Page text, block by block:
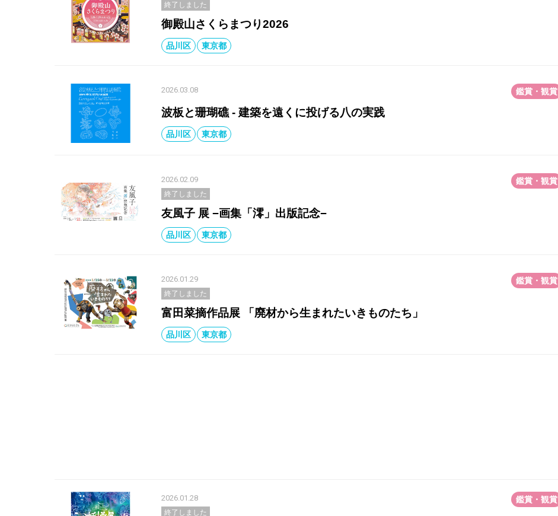
終了しました
御殿山さくらまつり2026
品川区 東京都
2026.03.08 鑑賞・観賞
波板と珊瑚礁 ‐ 建築を遠くに投げる八の実践
品川区 東京都
2026.02.09 鑑賞・観賞
終了しました
友⾵⼦ 展 −画集「澪」出版記念−
品川区 東京都
2026.01.29 鑑賞・観賞
終了しました
富田菜摘作品展 「廃材から生まれたいきものたち」
品川区 東京都
2026.01.28 鑑賞・観賞
終了しました